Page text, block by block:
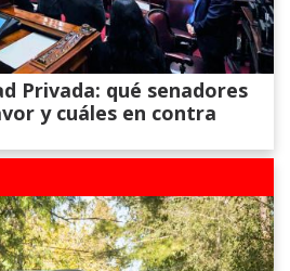
Privada: qué senadores
y cuáles en contra